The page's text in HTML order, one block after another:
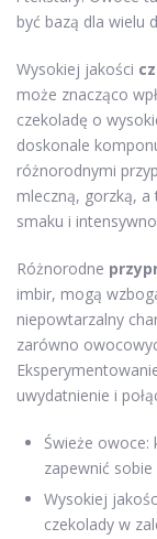
być bazą dla wielu
Wysokiej jakości
może znacząco
czekoladę o
doskonale
różnorodnymi
mleczną, gorzką, a
smaku i
Różnorodne
imbir, mogą
niepowtarzalny
zarówno
uwydatnienie i
Świeże
zapewnić
Wysokiej
czekolady w